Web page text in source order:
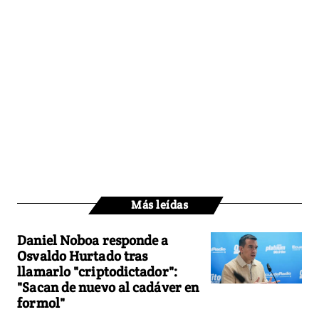
Más leídas
Daniel Noboa responde a
Osvaldo Hurtado tras
llamarlo "criptodictador":
"Sacan de nuevo al cadáver en
formol"